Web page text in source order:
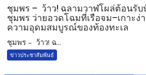
ชุมพร – ว้าว! ฉลามวาฬโผล่ต้อนรับ
ชุมพร ว่ายอวดโฉมที่เรือจม–เกาะง่
ความอุดมสมบูรณ์ของท้องทะเล
ชุมพร – ว้าว! ฉ...
ข่าวประชาสัมพันธ์